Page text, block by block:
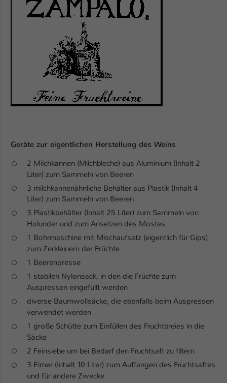
Geräte zur eigentlichen Herstellung des Weins
2 Milchkannen (Milchbleche) aus Aluminium (Inhalt 2
Liter) zum Sammeln von Beeren
3 milchkannenähnliche Behälter aus Plastik (Inhalt 4
Liter) zum Sammeln von Beeren
3 Plastikbehälter (Inhalt 25 Liter) zum Sammeln von
Holunder und zum Ansetzen des Mostes
1 Bohrmaschine mit Mischaufsatz (eigentlich für Gips)
zum Zerkleinern der Früchte
1 Beerenpresse
1 stabilen Nylonsack, in den die Früchte zum
Auspressen eingefüllt werden
diverse Baumwollsäcke, die ebenfalls beim Auspressen
verwendet werden
1 große Schütte zum Einfüllen des Fruchtbreies in die
Säcke
2 Feinsiebe um bei Bedarf den Fruchtsaft zu filtern
3 Eimer (Inhalt 10 Liter) zum Auffangen des Fruchtsaftes
und für andere Zwecke
Zweck
Einstellungen. Unter anderem eine zufällig
generierte ID, für die historische
Speicherung Ihrer vorgenommen
Einstellungen, falls der Webseiten-
Betreiber dies eingestellt hat.
fe_typo_user / PHPSESSID
Anbieter TYPO3
Zweck
Dieses Cookie ist ein Standard-Session-
eines Intranet-Logins die Session-ID. So
kann der eingeloggte Benutzer
wiedererkannt werden und es wird ihm
Zugang zu geschützten Bereichen
gewährt.
Name be_typo_user
Anbieter TYPO3
Laufzeit 1 Tag
Zweck
Dieser Cookie teilt der Webseite mit, ob
ein Besucher im Typo3-Backend